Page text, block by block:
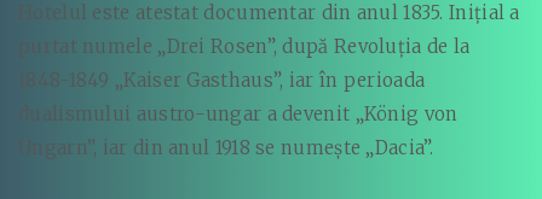
Hotelul este atestat documentar din anul 1835. Iniţial a
purtat numele „Drei Rosen”, după Revoluţia de la
1848-1849 „Kaiser Gasthaus”, iar în perioada
dualismului austro-ungar a devenit „König von
Ungarn”, iar din anul 1918 se numeşte „Dacia”.